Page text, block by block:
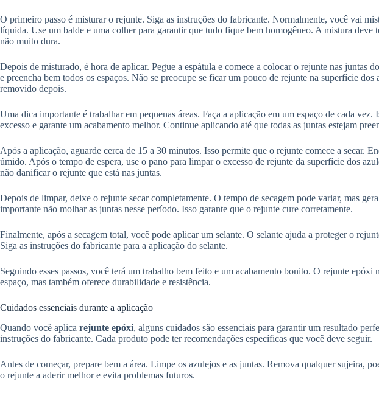
O primeiro passo é misturar o rejunte. Siga as instruções do fabricante. Normalmente, você vai
líquida. Use um balde e uma colher para garantir que tudo fique bem homogêneo. A mistura deve
não muito dura.
Depois de misturado, é hora de aplicar. Pegue a espátula e comece a colocar o rejunte nas juntas
e preencha bem todos os espaços. Não se preocupe se ficar um pouco de rejunte na superfície dos
removido depois.
Uma dica importante é trabalhar em pequenas áreas. Faça a aplicação em um espaço de cada
excesso e garante um acabamento melhor. Continue aplicando até que todas as juntas estejam
Após a aplicação, aguarde cerca de 15 a 30 minutos. Isso permite que o rejunte comece a secar.
úmido. Após o tempo de espera, use o pano para limpar o excesso de rejunte da superfície dos
não danificar o rejunte que está nas juntas.
Depois de limpar, deixe o rejunte secar completamente. O tempo de secagem pode variar, mas
importante não molhar as juntas nesse período. Isso garante que o rejunte cure corretamente.
Finalmente, após a secagem total, você pode aplicar um selante. O selante ajuda a proteger o
Siga as instruções do fabricante para a aplicação do selante.
Seguindo esses passos, você terá um trabalho bem feito e um acabamento bonito. O rejunte epóxi
espaço, mas também oferece durabilidade e resistência.
Cuidados essenciais durante a aplicação
Quando você aplica rejunte epóxi, alguns cuidados são essenciais para garantir um resultado
instruções do fabricante. Cada produto pode ter recomendações específicas que você deve seguir.
Antes de começar, prepare bem a área. Limpe os azulejos e as juntas. Remova qualquer sujeira,
o rejunte a aderir melhor e evita problemas futuros.